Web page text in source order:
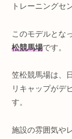
トレーニングセ
このモデルとな
松競馬場です。
笠松競馬場は、
リキャップがデ
す。
施設の雰囲気や